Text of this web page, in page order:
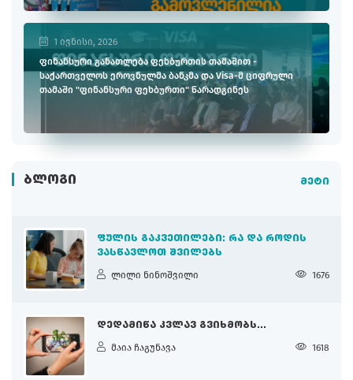
1 ივნისი, 2026
ფინანსური განათლება ფეხბურთის თამაშით -
საქართველოს ეროვნულმა ბანკმა და Visa-მ ციფრული
თამაში "ფინანსური ფეხბურთი" წარადგინეს
ᲑᲚᲝᲒᲘ მეტი
ᲤᲣᲚᲘᲡ ᲒᲐᲙᲕᲔᲗᲘᲚᲔᲑᲘ: ᲠᲐ ᲓᲐ ᲠᲝᲓᲘᲡ
ᲕᲐᲡᲬᲐᲕᲚᲝᲗ ᲨᲕᲘᲚᲔᲑᲡ
ლილი ნინოშვილი 1676
ᲓᲔᲓᲐᲛᲘᲬᲐ ᲙᲕᲚᲐᲕ ᲒᲕᲘᲮᲛᲝᲑᲡ...
მაია ჩაგუნავა 1618